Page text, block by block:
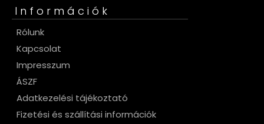
Információk
Rólunk
Kapcsolat
Impresszum
ÁSZF
Adatkezelési tájékoztató
Fizetési és szállítási információk